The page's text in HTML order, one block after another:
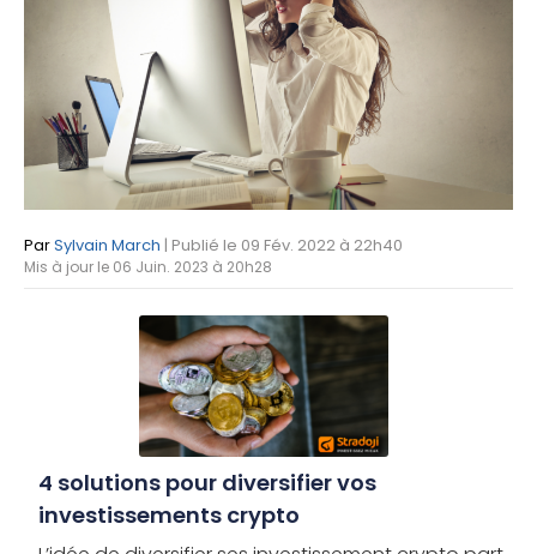
ParSylvain March | Publié le 09 Fév. 2022 à 22h40
Mis à jour le 06 Juin. 2023 à 20h28
4 solutions pour diversifier vos
investissements crypto